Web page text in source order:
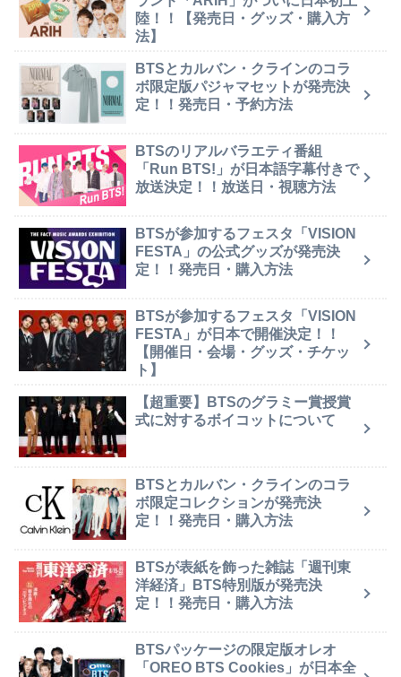
陸！！【発売日・グッズ・購入方
法】
BTSとカルバン・クラインのコラ
ボ限定版パジャマセットが発売決
定！！発売日・予約方法
BTSのリアルバラエティ番組
「Run BTS!」が日本語字幕付きで
放送決定！！放送日・視聴方法
BTSが参加するフェスタ「VISION
FESTA」の公式グッズが発売決
定！！発売日・購入方法
BTSが参加するフェスタ「VISION
FESTA」が日本で開催決定！！
【開催日・会場・グッズ・チケッ
ト】
【超重要】BTSのグラミー賞授賞
式に対するボイコットについて
BTSとカルバン・クラインのコラ
ボ限定コレクションが発売決
定！！発売日・購入方法
BTSが表紙を飾った雑誌「週刊東
洋経済」BTS特別版が発売決
定！！発売日・購入方法
BTSパッケージの限定版オレオ
「OREO BTS Cookies」が日本全